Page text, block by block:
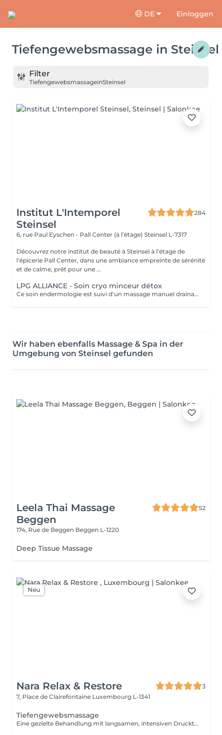
DE Einloggen
Tiefengewebsmassage in Steinsel
Filter
TiefengewebsmassageinSteinsel
Institut L'Intemporel
Steinsel
284
6, rue Paul Eyschen - Pall Center (à l’étage) Steinsel L-7317
Découvrez notre institut de beauté à Steinsel à l'étage de
l'épicerie Pall Center, dans une ambiance empreinte de sérénité
et de calme, prêt pour une ...
LPG ALLIANCE - Soin cryo minceur détox
Ce soin endermologie est suivi d'un massage manuel drainant au baume de modelage cryo. Il réactive les fonctions d'élimination de l'organisme, active les échanges circulatoires, élimine et draine les toxines et stimule la circulation lymphatique. - Actifs décongestionnants, drainants et tonifiants - Amélioration de la circulation sanguine et réduction de l'inflammation, adieu les jambes lourdes, gonflées et douloureuses - Convient également au femmes enceintes et allaitantes
Wir haben ebenfalls Massage & Spa in der
Umgebung von Steinsel gefunden
Leela Thai Massage
Beggen
52
174, Rue de Beggen Beggen L-1220
Deep Tissue Massage
Neu
Nara Relax & Restore
3
7, Place de Clairefontaine Luxembourg L-1341
Tiefengewebsmassage
Eine gezielte Behandlung mit langsamen, intensiven Drucktechniken, die auf die tieferen Muskel- und Bindegewebsschichten einwirken. Ideal bei hartnäckigen Verspannungen, Muskelverhärtungen und eingeschränkter Beweglichkeit. Die Behandlung hilft, tief sitzende Spannungen zu lösen und die allgemeine Beweglichkeit zu verbessern.